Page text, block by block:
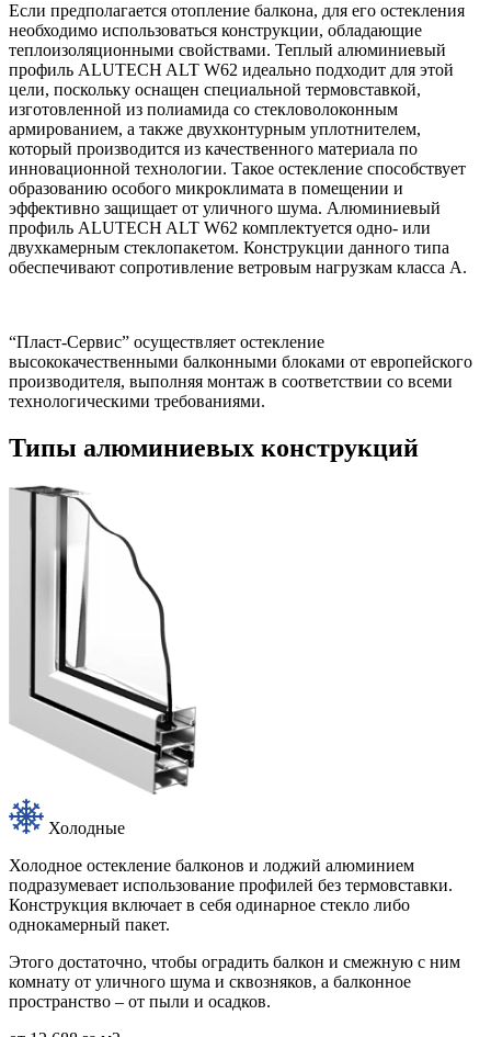
Если предполагается отопление балкона, для его остекления
необходимо использоваться конструкции, обладающие
теплоизоляционными свойствами. Теплый алюминиевый
профиль ALUTECH ALT W62 идеально подходит для этой
цели, поскольку оснащен специальной термовставкой,
изготовленной из полиамида со стекловолоконным
армированием, а также двухконтурным уплотнителем,
который производится из качественного материала по
инновационной технологии. Такое остекление способствует
образованию особого микроклимата в помещении и
эффективно защищает от уличного шума. Алюминиевый
профиль ALUTECH ALT W62 комплектуется одно- или
двухкамерным стеклопакетом. Конструкции данного типа
обеспечивают сопротивление ветровым нагрузкам класса А.
“Пласт-Сервис” осуществляет остекление
высококачественными балконными блоками от европейского
производителя, выполняя монтаж в соответствии со всеми
технологическими требованиями.
Типы алюминиевых конструкций
Холодные
Холодное остекление балконов и лоджий алюминием
подразумевает использование профилей без термовставки.
Конструкция включает в себя одинарное стекло либо
однокамерный пакет.
Этого достаточно, чтобы оградить балкон и смежную с ним
комнату от уличного шума и сквозняков, а балконное
пространство – от пыли и осадков.